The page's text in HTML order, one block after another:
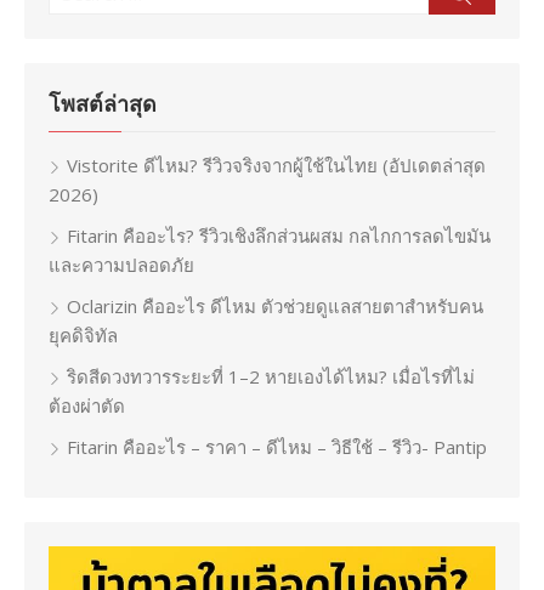
โพสต์ล่าสุด
Vistorite ดีไหม? รีวิวจริงจากผู้ใช้ในไทย (อัปเดตล่าสุด
2026)
Fitarin คืออะไร? รีวิวเชิงลึกส่วนผสม กลไกการลดไขมัน
และความปลอดภัย
Oclarizin คืออะไร ดีไหม ตัวช่วยดูแลสายตาสำหรับคน
ยุคดิจิทัล
ริดสีดวงทวารระยะที่ 1–2 หายเองได้ไหม? เมื่อไรที่ไม่
ต้องผ่าตัด
Fitarin คืออะไร – ราคา – ดีไหม – วิธีใช้ – รีวิว- Pantip